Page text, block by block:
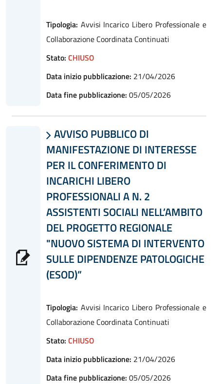
Tipologia: Avvisi Incarico Libero Professionale e
Collaborazione Coordinata Continuati
Stato: CHIUSO
Data inizio pubblicazione: 21/04/2026
Data fine pubblicazione: 05/05/2026
 AVVISO PUBBLICO DI
MANIFESTAZIONE DI INTERESSE
PER IL CONFERIMENTO DI
INCARICHI LIBERO
PROFESSIONALI A N. 2
ASSISTENTI SOCIALI NELL’AMBITO
DEL PROGETTO REGIONALE
"NUOVO SISTEMA DI INTERVENTO
SULLE DIPENDENZE PATOLOGICHE
(ESOD)”
Tipologia: Avvisi Incarico Libero Professionale e
Collaborazione Coordinata Continuati
Stato: CHIUSO
Data inizio pubblicazione: 21/04/2026
Data fine pubblicazione: 05/05/2026